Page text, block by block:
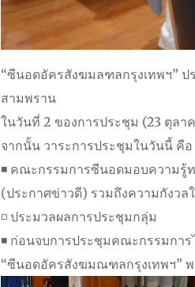
“ซีนอดอัครสังฆมลฑลกรุงเทพฯ”
สามพราน
ในวันที่ 2 ของการประชุม (23 ตุลา
จากนั้น วาระการประชุมในวันนี้ คือ
◾ คณะกรรมการซีนอดมอบความรู้
(ประกาศข่าวดี) รวมถึงความกังว
◽ ประมวลผลการประชุมกลุ่ม
◾ ก่อนจบการประชุมคณะกรรมกา
“ซีนอดอัครสังฆมณฑลกรุงเทพฯ”